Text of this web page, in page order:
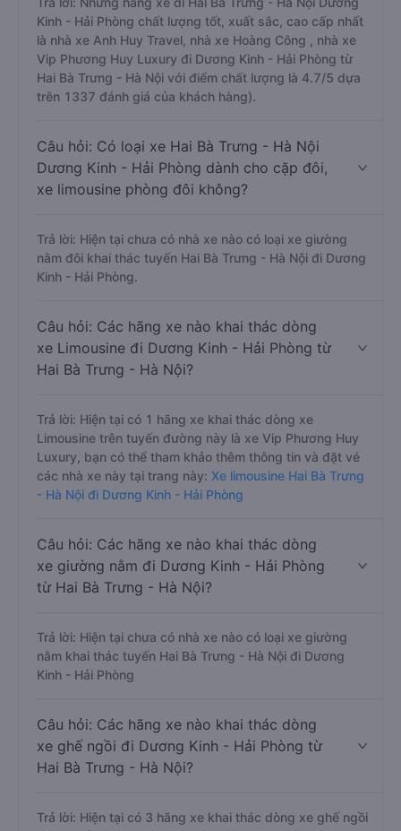
Kinh - Hải Phòng chất lượng tốt, xuất sắc, cao cấp nhất
là nhà xe Anh Huy Travel, nhà xe Hoàng Công , nhà xe
Vip Phương Huy Luxury đi Dương Kinh - Hải Phòng từ
Hai Bà Trưng - Hà Nội với điểm chất lượng là 4.7/5 dựa
trên 1337 đánh giá của khách hàng).
Câu hỏi: Có loại xe Hai Bà Trưng - Hà Nội
Dương Kinh - Hải Phòng dành cho cặp đôi,
xe limousine phòng đôi không?
Trả lời: Hiện tại chưa có nhà xe nào có loại xe giường
nằm đôi khai thác tuyến Hai Bà Trưng - Hà Nội đi Dương
Kinh - Hải Phòng.
Câu hỏi: Các hãng xe nào khai thác dòng
xe Limousine đi Dương Kinh - Hải Phòng từ
Hai Bà Trưng - Hà Nội?
Trả lời: Hiện tại có 1 hãng xe khai thác dòng xe
Limousine trên tuyến đường này là xe Vip Phương Huy
Luxury, bạn có thể tham khảo thêm thông tin và đặt vé
các nhà xe này tại trang này: Xe limousine Hai Bà Trưng
- Hà Nội đi Dương Kinh - Hải Phòng
Câu hỏi: Các hãng xe nào khai thác dòng
xe giường nằm đi Dương Kinh - Hải Phòng
từ Hai Bà Trưng - Hà Nội?
Trả lời: Hiện tại chưa có nhà xe nào có loại xe giường
nằm khai thác tuyến Hai Bà Trưng - Hà Nội đi Dương
Kinh - Hải Phòng
Câu hỏi: Các hãng xe nào khai thác dòng
xe ghế ngồi đi Dương Kinh - Hải Phòng từ
Hai Bà Trưng - Hà Nội?
Trả lời: Hiện tại có 3 hãng xe khai thác dòng xe ghế ngồi